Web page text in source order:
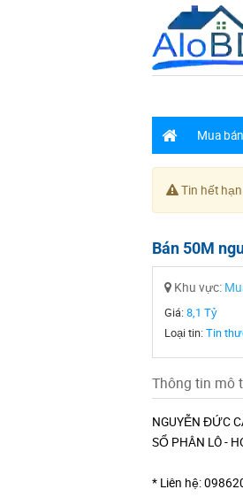
Mua
Tin hết
Bán 50M
Khu vực:
Giá:8,1 Tỷ
Loại tin:Tin
Thông tin mô
NGUYỄN ĐỨC
SỔ PHÂN LÔ -
* Liên hệ: